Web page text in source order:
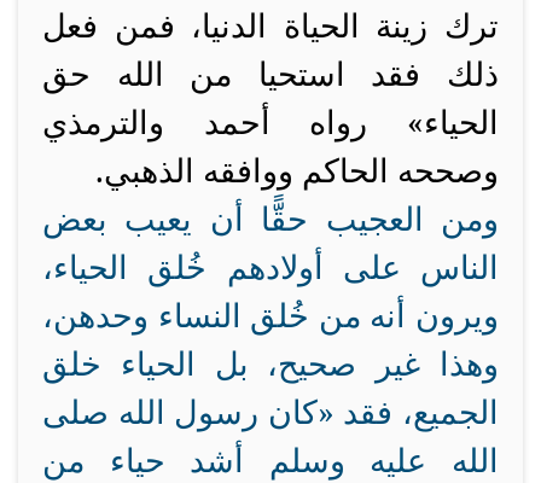
ترك زينة الحياة الدنيا، فمن فعل
ذلك فقد استحيا من الله حق
الحياء» رواه أحمد والترمذي
وصححه الحاكم ووافقه الذهبي.
ومن العجيب حقًّا أن يعيب بعض
الناس على أولادهم خُلق الحياء،
ويرون أنه من خُلق النساء وحدهن،
وهذا غير صحيح، بل الحياء خلق
الجميع، فقد «كان رسول الله صلى
الله عليه وسلم أشد حياء من